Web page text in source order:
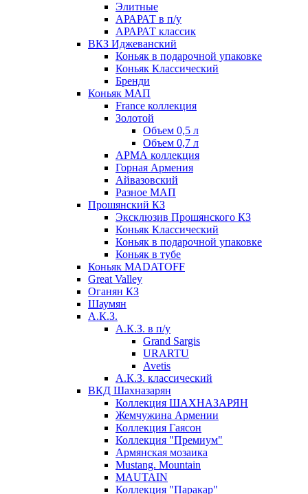
Элитные
АРАРАТ в п/у
АРАРАТ классик
ВКЗ Иджеванский
Коньяк в подарочной упаковке
Коньяк Классический
Бренди
Коньяк МАП
France коллекция
Золотой
Объем 0,5 л
Объем 0,7 л
АРМА коллекция
Горная Армения
Айвазовский
Разное МАП
Прошянский КЗ
Эксклюзив Прошянского КЗ
Коньяк Классический
Коньяк в подарочной упаковке
Коньяк в тубе
Коньяк MADATOFF
Great Valley
Оганян КЗ
Шаумян
А.К.З.
А.К.З. в п/у
Grand Sargis
URARTU
Avetis
А.К.З. классический
ВКД Шахназарян
Коллекция ШАХНАЗАРЯН
Жемчужина Армении
Коллекция Гаясон
Коллекция "Премиум"
Армянская мозаика
Mustang. Mountain
MAUTAIN
Коллекция "Паракар"